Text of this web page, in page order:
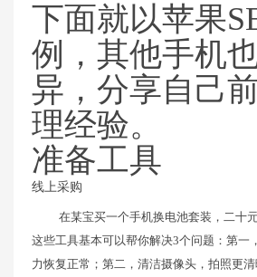
下面就以苹果
例，其他手机
异，分享自己
理经验。
准备工具
线上采购
在某宝买一个手机换电池套装，二十
这些工具基本可以帮你解决3个问题：第一
力恢复正常；第二，清洁摄像头，拍照更